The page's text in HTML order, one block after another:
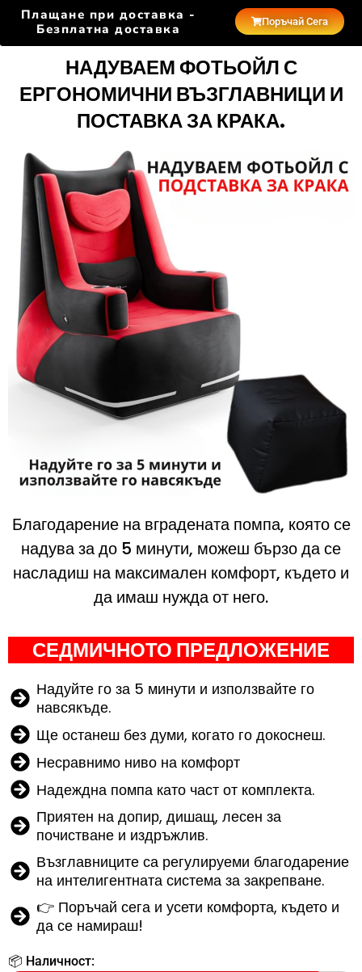
Плащане при доставка -
Безплатна доставка
Поръчай Сега
НАДУВАЕМ ФОТЬОЙЛ С
ЕРГОНОМИЧНИ ВЪЗГЛАВНИЦИ И
ПОСТАВКА ЗА КРАКА.
Благодарение на вградената помпа, която се
надува за до 5 минути, можеш бързо да се
насладиш на максимален комфорт, където и
да имаш нужда от него.
СЕДМИЧНОТО ПРЕДЛОЖЕНИЕ
Надуйте го за 5 минути и използвайте го
навсякъде.
Ще останеш без думи, когато го докоснеш.
Несравнимо ниво на комфорт
Надеждна помпа като част от комплекта.
Приятен на допир, дишащ, лесен за
почистване и издръжлив.
Възглавниците са регулируеми благодарение
на интелигентната система за закрепване.
👉 Поръчай сега и усети комфорта, където и
да се намираш!
📦 Наличност: